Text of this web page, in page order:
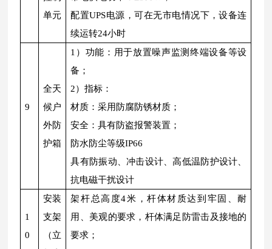
单元
配置UPS电源，可在无市电情况下，设备连
续运转24小时
9
全天
候户
外防
护箱
1）功能：用于放置噪声监测终端设备等设
备；
2）指标：
材质：采用防腐防锈材质；
安全：具有防盗报警装置；
防水防尘等级IP66
具有防振动、冲击设计、高低温防护设计、
抗电磁干扰设计
1
0
安装
支架
（立
架杆总高度4米，杆体材质达到牢固、耐
用、美观的要求，杆体满足防雷击及接地的
要求；